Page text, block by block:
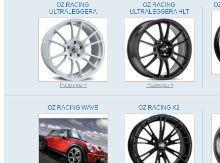
OZ RACING
ULTRALEGGERA
Размеры »
OZ RACING
ULTRALEGGERA HLT
Размеры »
OZ RACING WAVE OZ RACING X2